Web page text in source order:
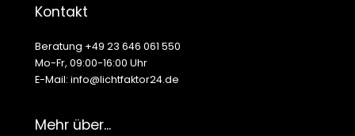
Kontakt
Beratung +49 23 646 061 550
Mo-Fr, 09:00-16:00 Uhr
E-Mail: info@lichtfaktor24.de
Mehr über...